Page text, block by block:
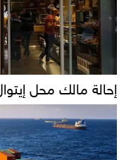
إحالة مالك محل